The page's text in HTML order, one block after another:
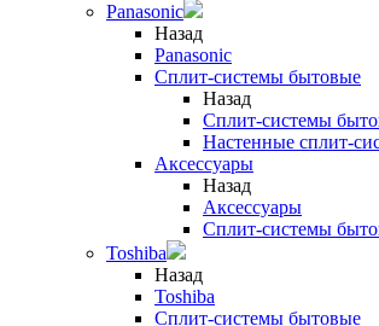
Panasonic
Назад
Panasonic
Сплит-системы бытовые
Назад
Сплит-системы
Настенные сплит-
Аксессуары
Назад
Аксессуары
Сплит-системы
Toshiba
Назад
Toshiba
Сплит-системы бытовые